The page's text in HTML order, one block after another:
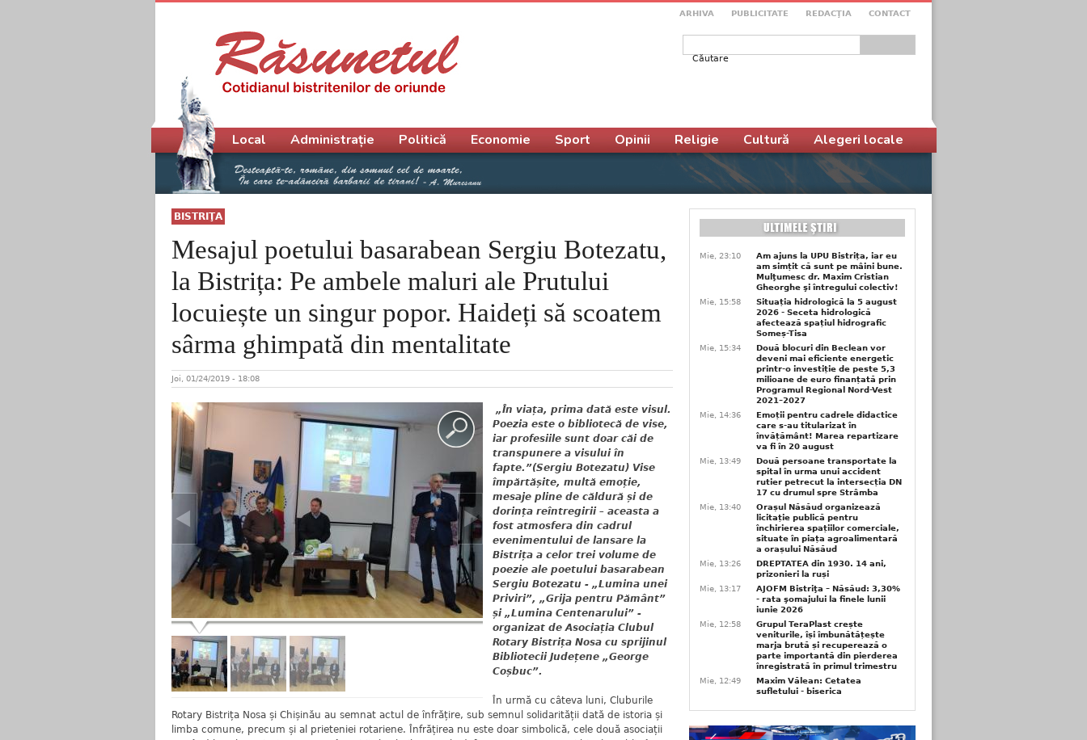
ARHIVA PUBLICITATE REDACŢIA CONTACT
Formular de căutare
BISTRIŢA
Mesajul poetului basarabean Sergiu Botezatu,
la Bistrița: Pe ambele maluri ale Prutului
locuiește un singur popor. Haideți să scoatem
sârma ghimpată din mentalitate
Joi, 01/24/2019 - 18:08
„În viața, prima dată este visul.
Poezia este o bibliotecă de vise,
iar profesiile sunt doar căi de
transpunere a visului în
fapte.”(Sergiu Botezatu) Vise
împărtășite, multă emoție,
mesaje pline de căldură și de
dorința reîntregirii – aceasta a
fost atmosfera din cadrul
evenimentului de lansare la
Bistrița a celor trei volume de
poezie ale poetului basarabean
Sergiu Botezatu - „Lumina unei
Priviri”, „Grija pentru Pământ”
și „Lumina Centenarului” -
organizat de Asociația Clubul
Rotary Bistrița Nosa cu sprijinul
Bibliotecii Județene „George
Coșbuc”.
În urmă cu câteva luni, Cluburile
Rotary Bistrița Nosa și Chișinău au semnat actul de înfrățire, sub semnul solidarității dată de istoria și
limba comune, precum și al prieteniei rotariene. Înfrățirea nu este doar simbolică, cele două asociații
Meniu principal
Local Administrație Politică Economie Sport Opinii Religie Cultură Alegeri locale
Mie, 23:10
Am ajuns la UPU Bistrița, iar eu
am simțit că sunt pe mâini bune.
Mulţumesc dr. Maxim Cristian
Gheorghe şi întregului colectiv!
Mie, 15:58
Situația hidrologică la 5 august
2026 - Seceta hidrologică
afectează spațiul hidrografic
Someș-Tisa
Mie, 15:34
Două blocuri din Beclean vor
deveni mai eficiente energetic
printr-o investiție de peste 5,3
milioane de euro finanțată prin
Programul Regional Nord-Vest
2021–2027
Mie, 14:36
Emoții pentru cadrele didactice
care s-au titularizat în
învățământ! Marea repartizare
va fi în 20 august
Mie, 13:49
Două persoane transportate la
spital în urma unui accident
rutier petrecut la intersecția DN
17 cu drumul spre Strâmba
Mie, 13:40
Orașul Năsăud organizează
licitație publică pentru
închirierea spațiilor comerciale,
situate în piața agroalimentară
a orașului Năsăud
Mie, 13:26
DREPTATEA din 1930. 14 ani,
prizonieri la ruși
Mie, 13:17
AJOFM Bistriţa – Năsăud: 3,30%
- rata şomajului la finele lunii
iunie 2026
Mie, 12:58
Grupul TeraPlast crește
veniturile, își îmbunătățește
marja brută și recuperează o
parte importantă din pierderea
înregistrată în primul trimestru
Mie, 12:49
Maxim Vălean: Cetatea
sufletului - biserica